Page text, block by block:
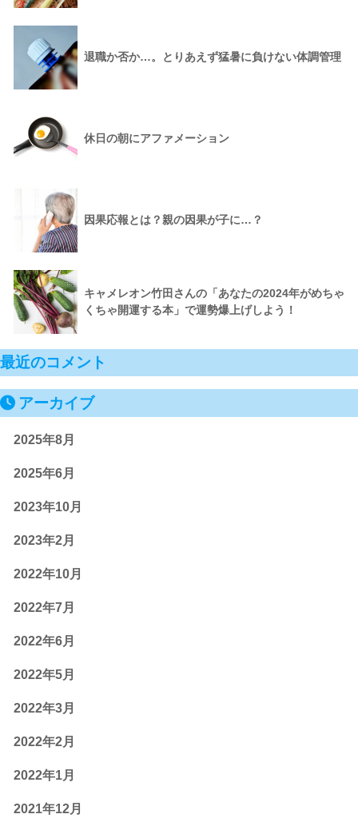
退職か否か…。とりあえず猛暑に負けない体調管理
休日の朝にアファメーション
因果応報とは？親の因果が子に…？
キャメレオン竹田さんの「あなたの2024年がめちゃ
くちゃ開運する本」で運勢爆上げしよう！
最近のコメント
アーカイブ
2025年8月
2025年6月
2023年10月
2023年2月
2022年10月
2022年7月
2022年6月
2022年5月
2022年3月
2022年2月
2022年1月
2021年12月